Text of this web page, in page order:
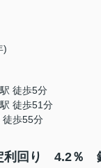
)
駅 徒歩5分
駅 徒歩51分
徒歩55分
利回り 4.2％